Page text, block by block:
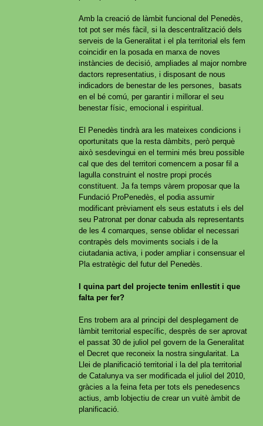
Amb la creació de làmbit funcional del Penedès,
tot pot ser més fàcil, si la descentralització dels
serveis de la Generalitat i el pla territorial els fem
coincidir en la posada en marxa de noves
instàncies de decisió, ampliades al major nombre
dactors representatius, i disposant de nous
indicadors de benestar de les persones, basats
en el bé comú, per garantir i millorar el seu
benestar físic, emocional i espiritual.
El Penedès tindrà ara les mateixes condicions i
oportunitats que la resta dàmbits, però perquè
això sesdevingui en el termini més breu possible
cal que des del territori comencem a posar fil a
lagulla construint el nostre propi procés
constituent. Ja fa temps vàrem proposar que la
Fundació ProPenedès, el podia assumir
modificant prèviament els seus estatuts i els del
seu Patronat per donar cabuda als representants
de les 4 comarques, sense oblidar el necessari
contrapès dels moviments socials i de la
ciutadania activa, i poder ampliar i consensuar el
Pla estratègic del futur del Penedès.
I quina part del projecte tenim enllestit i que
falta per fer?
Ens trobem ara al principi del desplegament de
làmbit territorial específic, desprès de ser aprovat
el passat 30 de juliol pel govern de la Generalitat
el Decret que reconeix la nostra singularitat. La
Llei de planificació territorial i la del pla territorial
de Catalunya va ser modificada el juliol del 2010,
gràcies a la feina feta per tots els penedesencs
actius, amb lobjectiu de crear un vuitè àmbit de
planificació.